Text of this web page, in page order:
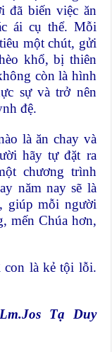
đã biến việc ăn
ái cụ thể. Mỗi
một chút, gửi
khổ, bị thiên
còn là hình
sự và trở nên
đệ.
là ăn chay và
hãy tự đặt ra
chương trình
năm nay sẽ là
giúp mỗi người
mến Chúa hơn,
là kẻ tội lỗi.
Lm.Jos Tạ Duy